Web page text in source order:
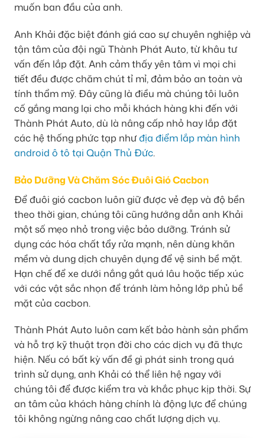
muốn ban đầu của anh.
Anh Khải đặc biệt đánh giá cao sự chuyên nghiệp và
tận tâm của đội ngũ Thành Phát Auto, từ khâu tư
vấn đến lắp đặt. Anh cảm thấy yên tâm vì mọi chi
tiết đều được chăm chút tỉ mỉ, đảm bảo an toàn và
tính thẩm mỹ. Đây cũng là điều mà chúng tôi luôn
cố gắng mang lại cho mỗi khách hàng khi đến với
Thành Phát Auto, dù là nâng cấp nhỏ hay lắp đặt
các hệ thống phức tạp nhưđịa điểm lắp màn hình
android ô tô tại Quận Thủ Đức.
Bảo Dưỡng Và Chăm Sóc Đuôi Gió Cacbon
Để đuôi gió cacbon luôn giữ được vẻ đẹp và độ bền
theo thời gian, chúng tôi cũng hướng dẫn anh Khải
một số mẹo nhỏ trong việc bảo dưỡng. Tránh sử
dụng các hóa chất tẩy rửa mạnh, nên dùng khăn
mềm và dung dịch chuyên dụng để vệ sinh bề mặt.
Hạn chế để xe dưới nắng gắt quá lâu hoặc tiếp xúc
với các vật sắc nhọn để tránh làm hỏng lớp phủ bề
mặt của cacbon.
Thành Phát Auto luôn cam kết bảo hành sản phẩm
và hỗ trợ kỹ thuật trọn đời cho các dịch vụ đã thực
hiện. Nếu có bất kỳ vấn đề gì phát sinh trong quá
trình sử dụng, anh Khải có thể liên hệ ngay với
chúng tôi để được kiểm tra và khắc phục kịp thời. Sự
an tâm của khách hàng chính là động lực để chúng
tôi không ngừng nâng cao chất lượng dịch vụ.